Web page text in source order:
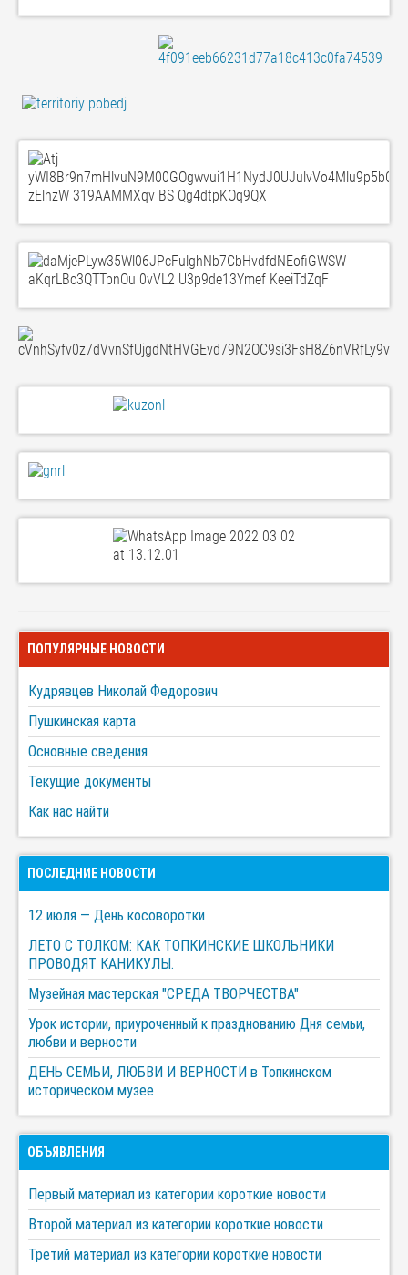
ПОПУЛЯРНЫЕ НОВОСТИ
Кудрявцев Николай Федорович
Пушкинская карта
Основные сведения
Текущие документы
Как нас найти
ПОСЛЕДНИЕ НОВОСТИ
12 июля — День косоворотки
ЛЕТО С ТОЛКОМ: КАК ТОПКИНСКИЕ ШКОЛЬНИКИ
ПРОВОДЯТ КАНИКУЛЫ.
Музейная мастерская "СРЕДА ТВОРЧЕСТВА"
Урок истории, приуроченный к празднованию Дня семьи,
любви и верности
ДЕНЬ СЕМЬИ, ЛЮБВИ И ВЕРНОСТИ в Топкинском
историческом музее
ОБЪЯВЛЕНИЯ
Первый материал из категории короткие новости
Второй материал из категории короткие новости
Третий материал из категории короткие новости